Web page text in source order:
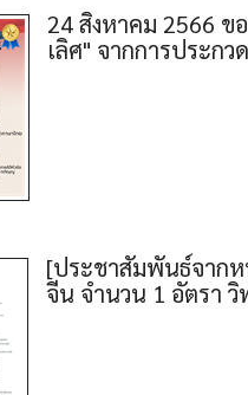
24 สิงหาคม 2566 ข
เลิศ" จากการประก
[ประชาสัมพันธ์จากห
จีน จำนวน 1 อัตรา